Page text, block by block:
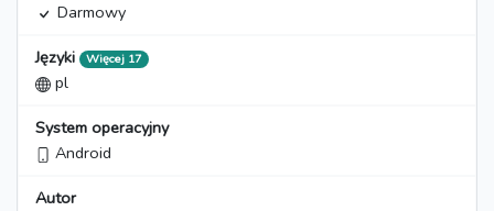
Darmowy
Języki Więcej 17
pl
System operacyjny
Android
Autor